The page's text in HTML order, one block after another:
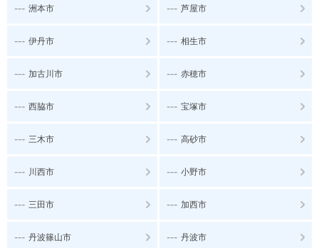
--- 洲本市 --- 芦屋市
--- 伊丹市 --- 相生市
--- 加古川市 --- 赤穂市
--- 西脇市 --- 宝塚市
--- 三木市 --- 高砂市
--- 川西市 --- 小野市
--- 三田市 --- 加西市
--- 丹波篠山市 --- 丹波市